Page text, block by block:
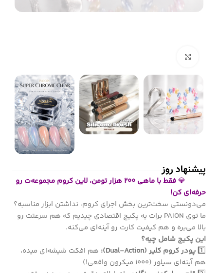
پیشنهاد روز
💎
فقط با ماهی ۲۰۰ هزار تومن، لاین کروم مجموعه‌ت رو
حرفه‌ای کن!
می‌دونستی سخت‌ترین بخش اجرای کروم، نداشتن ابزار مناسبه؟
ما توی PAION برات یه پکیج اقتصادی چیدیم که هم سرعتت رو
بالا می‌بره و هم کیفیت کارت رو آینه‌ای می‌کنه.
این پکیج شامل چیه؟
1️⃣پودر کروم کلیر (Dual-Action):
هم افکت شیشه‌ای میده،
هم آینه‌ای سیلور (۱۰۰۰ میکرون واقعی!)